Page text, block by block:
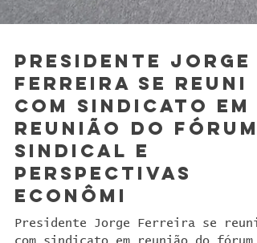
Presidente Jorge
Ferreira se reuni
com sindicato em
reunião do fórum
sindical e
perspectivas
econômi